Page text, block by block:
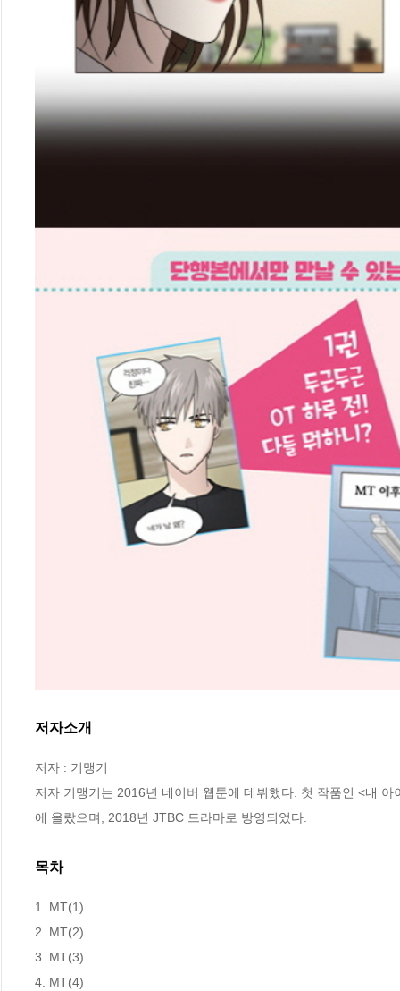
저자소개
저자 : 기맹기
저자 기맹기는 2016년 네이버 웹툰에 데뷔했다. 첫 작품인 <내
에 올랐으며, 2018년 JTBC 드라마로 방영되었다.
목차
1. MT(1)
2. MT(2)
3. MT(3)
4. MT(4)